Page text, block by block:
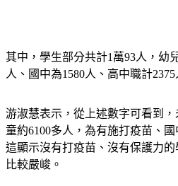
其中，學生部分共計1萬93人，幼
人、國中為1580人、高中職計
游淑慧表示，從上述數字可看到
童約6100多人，為有施打疫苗、
這顯示沒有打疫苗、沒有保護力
比較嚴峻。